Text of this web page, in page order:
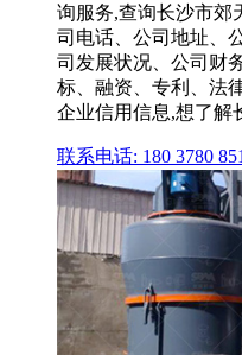
询服务,查询长沙市郊
司电话、公司地址、
司发展状况、公司财
标、融资、专利、法
企业信用信息,想了解
联系电话: 180 3780